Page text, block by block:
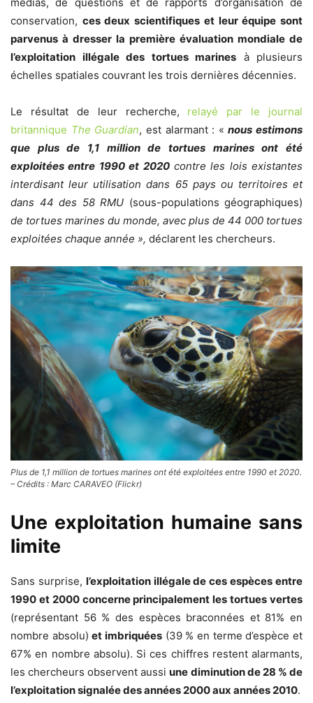
conservation, ces deux scientifiques et leur équipe sont
parvenus à dresser la première évaluation mondiale de
l’exploitation illégale des tortues marines à plusieurs
échelles spatiales couvrant les trois dernières décennies.
Le résultat de leur recherche, relayé par le journal
britannique The Guardian, est alarmant : «nous estimons
que plus de 1,1 million de tortues marines ont été
exploitées entre 1990 et 2020contre les lois existantes
interdisant leur utilisation dans 65 pays ou territoires et
dans 44 des 58 RMU (sous-populations géographiques)
de tortues marines du monde, avec plus de 44 000 tortues
exploitées chaque année », déclarent les chercheurs.
Plus de 1,1 million de tortues marines ont été exploitées entre 1990 et 2020.
– Crédits : Marc CARAVEO (Flickr)
Une exploitation humaine sans
limite
Sans surprise, l’exploitation illégale de ces espèces entre
1990 et 2000 concerne principalement les tortues vertes
(représentant 56 % des espèces braconnées et 81% en
nombre absolu)et imbriquées (39 % en terme d’espèce et
67% en nombre absolu). Si ces chiffres restent alarmants,
les chercheurs observent aussiune diminution de 28 % de
l’exploitation signalée des années 2000 aux années 2010.